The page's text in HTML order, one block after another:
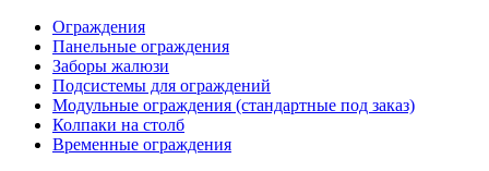
Ограждения
Панельные ограждения
Заборы жалюзи
Подсистемы для ограждений
Модульные ограждения (стандартные под заказ)
Колпаки на столб
Временные ограждения